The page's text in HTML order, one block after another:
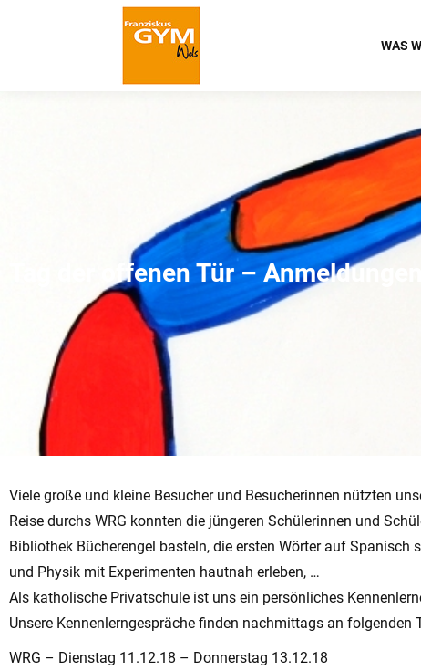
WAS
Tag der offenen Tür –
Viele große und kleine Besucher und Besucherinnen nützten
Reise durchs WRG konnten die jüngeren Schülerinnen und
Bibliothek Bücherengel basteln, die ersten Wörter auf Spanisch
und Physik mit Experimenten hautnah erleben, …
Als katholische Privatschule ist uns ein persönliches
Unsere Kennenlerngespräche finden nachmittags an folgenden
WRG – Dienstag 11.12.18 – Donnerstag 13.12.18